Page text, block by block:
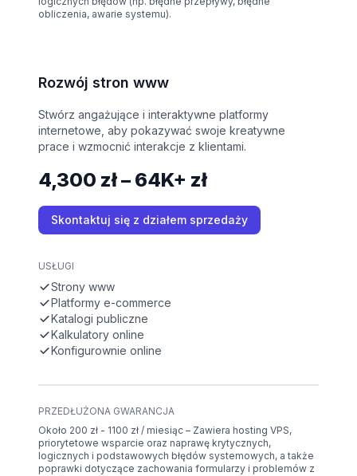
obliczenia, awarie systemu).
Rozwój stron www
Stwórz angażujące i interaktywne platformy
internetowe, aby pokazywać swoje kreatywne
prace i wzmocnić interakcje z klientami.
4,300 zł – 64K+ zł
Skontaktuj się z działem sprzedaży
USŁUGI
Strony www
Platformy e-commerce
Katalogi publiczne
Kalkulatory online
Konfigurownie online
PRZEDŁUŻONA GWARANCJA
Około 200 zł - 1100 zł / miesiąc – Zawiera hosting VPS,
priorytetowe wsparcie oraz naprawę krytycznych,
logicznych i podstawowych błędów systemowych, a także
poprawki dotyczące zachowania formularzy i problemów z